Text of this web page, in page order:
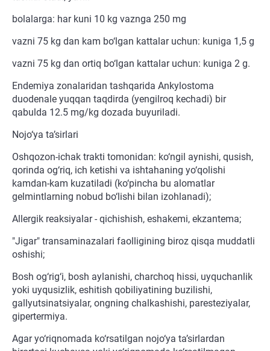
bolalarga: har kuni 10 kg vaznga 250 mg
vazni 75 kg dan kam bo‘lgan kattalar uchun: kuniga 1,5 g
vazni 75 kg dan ortiq bo‘lgan kattalar uchun: kuniga 2 g.
Endemiya zonalaridan tashqarida Ankylostoma
duodenale yuqqan taqdirda (yengilroq kechadi) bir
qabulda 12.5 mg/kg dozada buyuriladi.
Nojo‘ya ta’sirlari
Oshqozon-ichak trakti tomonidan: ko‘ngil aynishi, qusish,
qorinda og‘riq, ich ketishi va ishtahaning yo‘qolishi
kamdan-kam kuzatiladi (ko‘pincha bu alomatlar
gelmintlarning nobud bo‘lishi bilan izohlanadi);
Allergik reaksiyalar - qichishish, eshakemi, ekzantema;
"Jigar" transaminazalari faolligining biroz qisqa muddatli
oshishi;
Bosh og‘rig‘i, bosh aylanishi, charchoq hissi, uyquchanlik
yoki uyqusizlik, eshitish qobiliyatining buzilishi,
gallyutsinatsiyalar, ongning chalkashishi, paresteziyalar,
gipertermiya.
Agar yo‘riqnomada ko‘rsatilgan nojo‘ya ta’sirlardan